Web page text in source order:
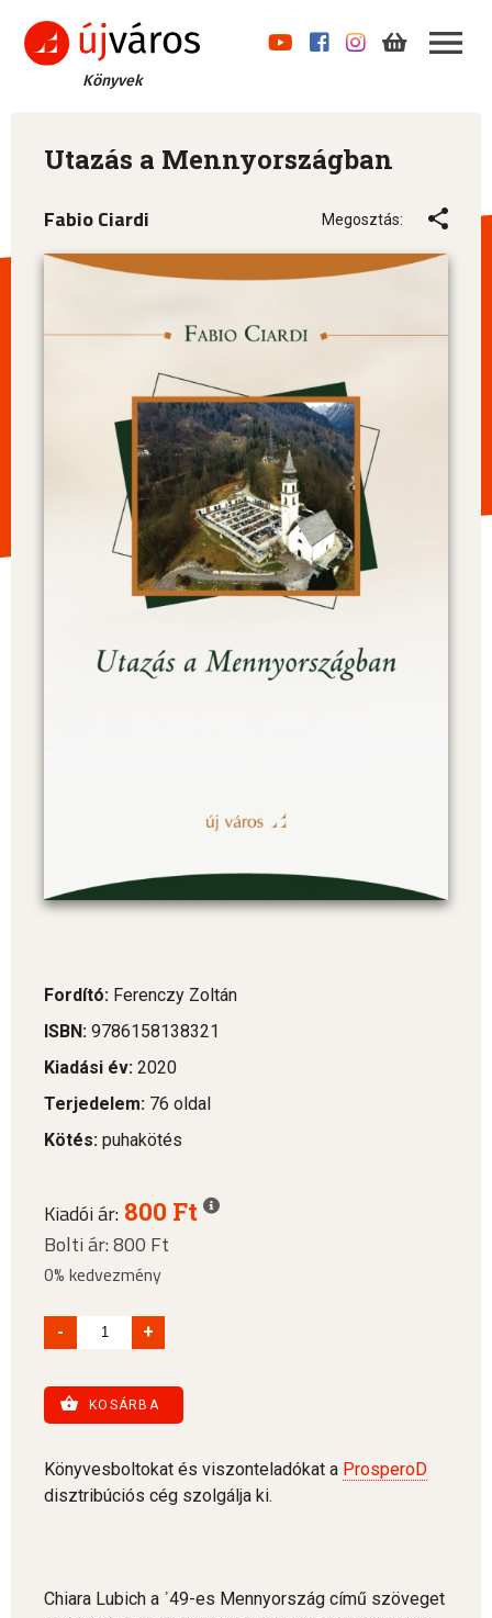
Könyvek
Utazás a Mennyországban
Fabio Ciardi Megosztás:
Fordító: Ferenczy Zoltán
ISBN: 9786158138321
Kiadási év: 2020
Terjedelem: 76 oldal
Kötés: puhakötés
Kiadói ár: 800 Ft
Bolti ár: 800 Ft
0% kedvezmény
- +
KOSÁRBA
Könyvesboltokat és viszonteladókat a ProsperoD
disztribúciós cég szolgálja ki.
Chiara Lubich a ᾽49-es Mennyország című szöveget